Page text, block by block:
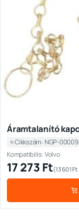
Áramtalanító
Cikkszám: NGP-
Kompatibilis: Volvo
17 273Ft(13 601Ft